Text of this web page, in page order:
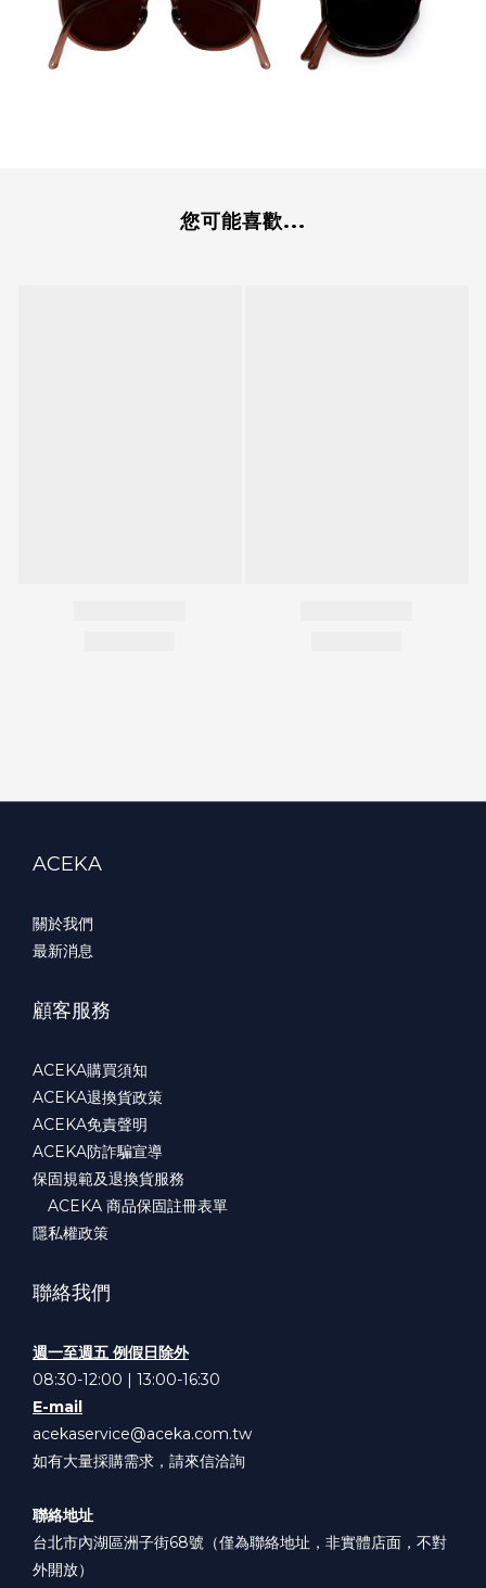
您可能喜歡...
ACEKA
關於我們
最新消息
顧客服務
ACEKA購買須知
ACEKA退換貨政策
ACEKA免責聲明
ACEKA防詐騙宣導
保固規範及退換貨服務
ACEKA 商品保固註冊表單
隱私權政策
聯絡我們
週一至週五 例假日除外
08:30-12:00 | 13:00-16:30
E-mail
acekaservice@aceka.com.tw
如有大量採購需求，請來信洽詢
聯絡地址
台北市內湖區洲子街68號（僅為聯絡地址，非實體店面，不對
外開放）